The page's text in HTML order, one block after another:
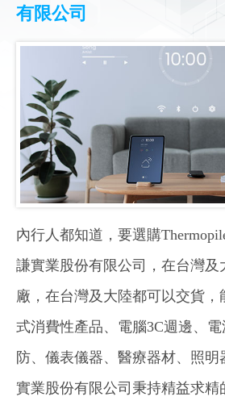
有限公司
內行人都知道，要選購
謙實業股份有限公司，在台灣及
廠，在台灣及大陸都可以交貨，
式消費性產品、電腦3C週邊、
防、儀表儀器、醫療器材、照
實業股份有限公司秉持精益求精